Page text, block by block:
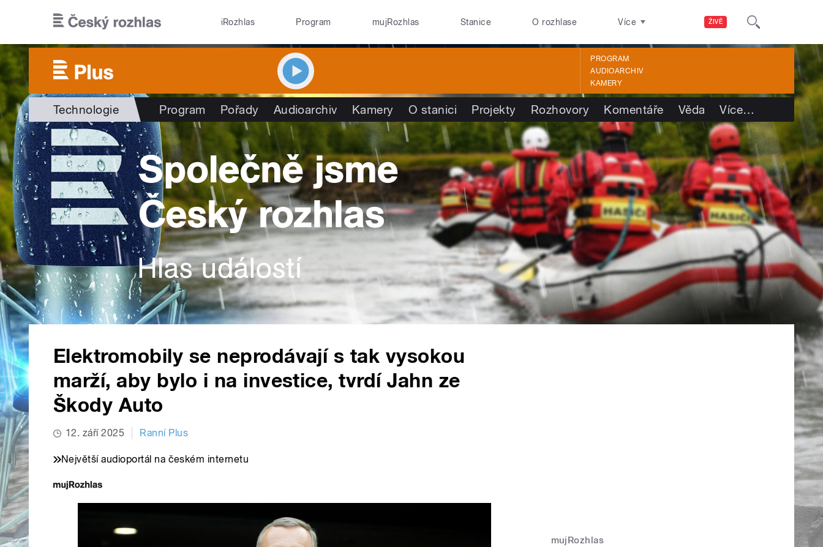
ŽIVĚ
iRozhlas Program mujRozhlas Stanice O rozhlase Více
PROGRAM
AUDIOARCHIV
KAMERY
Technologie Program Pořady Audioarchiv Kamery O stanici Projekty Rozhovory Komentáře Věda Více…
Elektromobily se neprodávají s tak vysokou
marží, aby bylo i na investice, tvrdí Jahn ze
Škody Auto
12. září 2025 Ranní Plus
Největší audioportál na českém internetu
mujRozhlas